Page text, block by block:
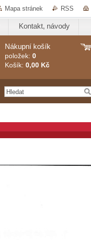
Mapa stránek RSS
Kontakt, návody
Nákupní košík
položek: 0
Košík: 0,00 Kč